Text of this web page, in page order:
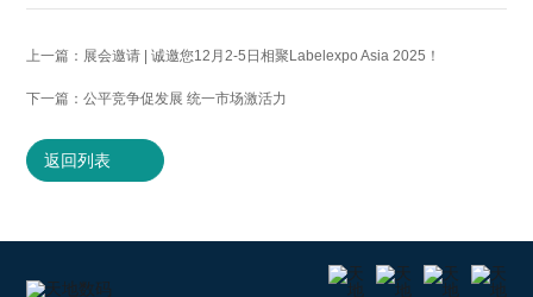
上一篇：展会邀请 | 诚邀您12月2-5日相聚Labelexpo Asia 2025！
下一篇：公平竞争促发展 统一市场激活力
返回列表